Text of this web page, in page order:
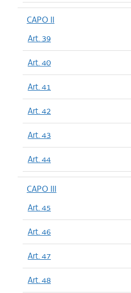
CAPO II
Art. 39
Art. 40
Art. 41
Art. 42
Art. 43
Art. 44
CAPO III
Art. 45
Art. 46
Art. 47
Art. 48